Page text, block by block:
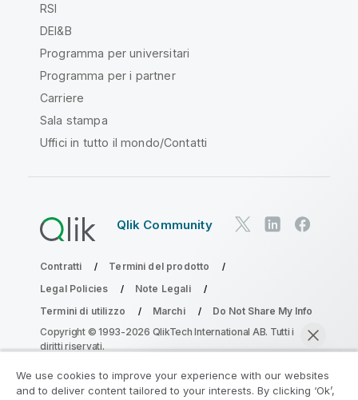
RSI
DEI&B
Programma per universitari
Programma per i partner
Carriere
Sala stampa
Uffici in tutto il mondo/Contatti
Qlik Community
Contratti
Termini del prodotto
Legal Policies
Note Legali
Termini di utilizzo
Marchi
Do Not Share My Info
Copyright © 1993-2026 QlikTech International AB. Tutti i
diritti riservati.
We use cookies to improve your experience with our websites
and to deliver content tailored to your interests. By clicking ‘Ok’,